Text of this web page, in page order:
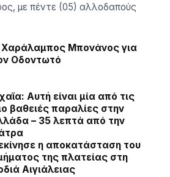
με πέντε (05) αλλοδαπούς
Μπονάνος για
Οδοντωτό
Αυτή είναι μία από τις
βαθειές παραλίες στην
– 35 λεπτά από την
η αποκατάσταση του
της πλατείας στη
Αιγιάλειας